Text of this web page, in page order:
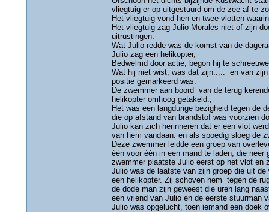
vliegtuig er op uitgestuurd om de zee af te
Het vliegtuig vond hen en twee vlotten
Het vliegtuig zag Julio Morales niet of zijn
uitrustingen.
Wat Julio redde was de komst van de
Julio zag een helikopter,
Bedwelmd door actie, begon hij te
Wat hij niet wist, was dat zijn..... en van zijn
positie gemarkeerd was.
De zwemmer aan boord van de terug
helikopter omhoog getakeld.,
Het was een langdurige bezigheid tegen de
die op afstand van brandstof was voorzien
Julio kan zich herinneren dat er een vlot
van hem vandaan. en als spoedig sloeg de
Deze zwemmer leidde een groep van
één voor één in een mand te laden, die
zwemmer plaatste Julio eerst op het vlot en
Julio was de laatste van zijn groep die uit
een helikopter. Zij schoven hem tegen de
de dode man zijn geweest die uren lang
een vriend van Julio en de eerste stuurman
Julio was opgelucht, toen iemand een doek